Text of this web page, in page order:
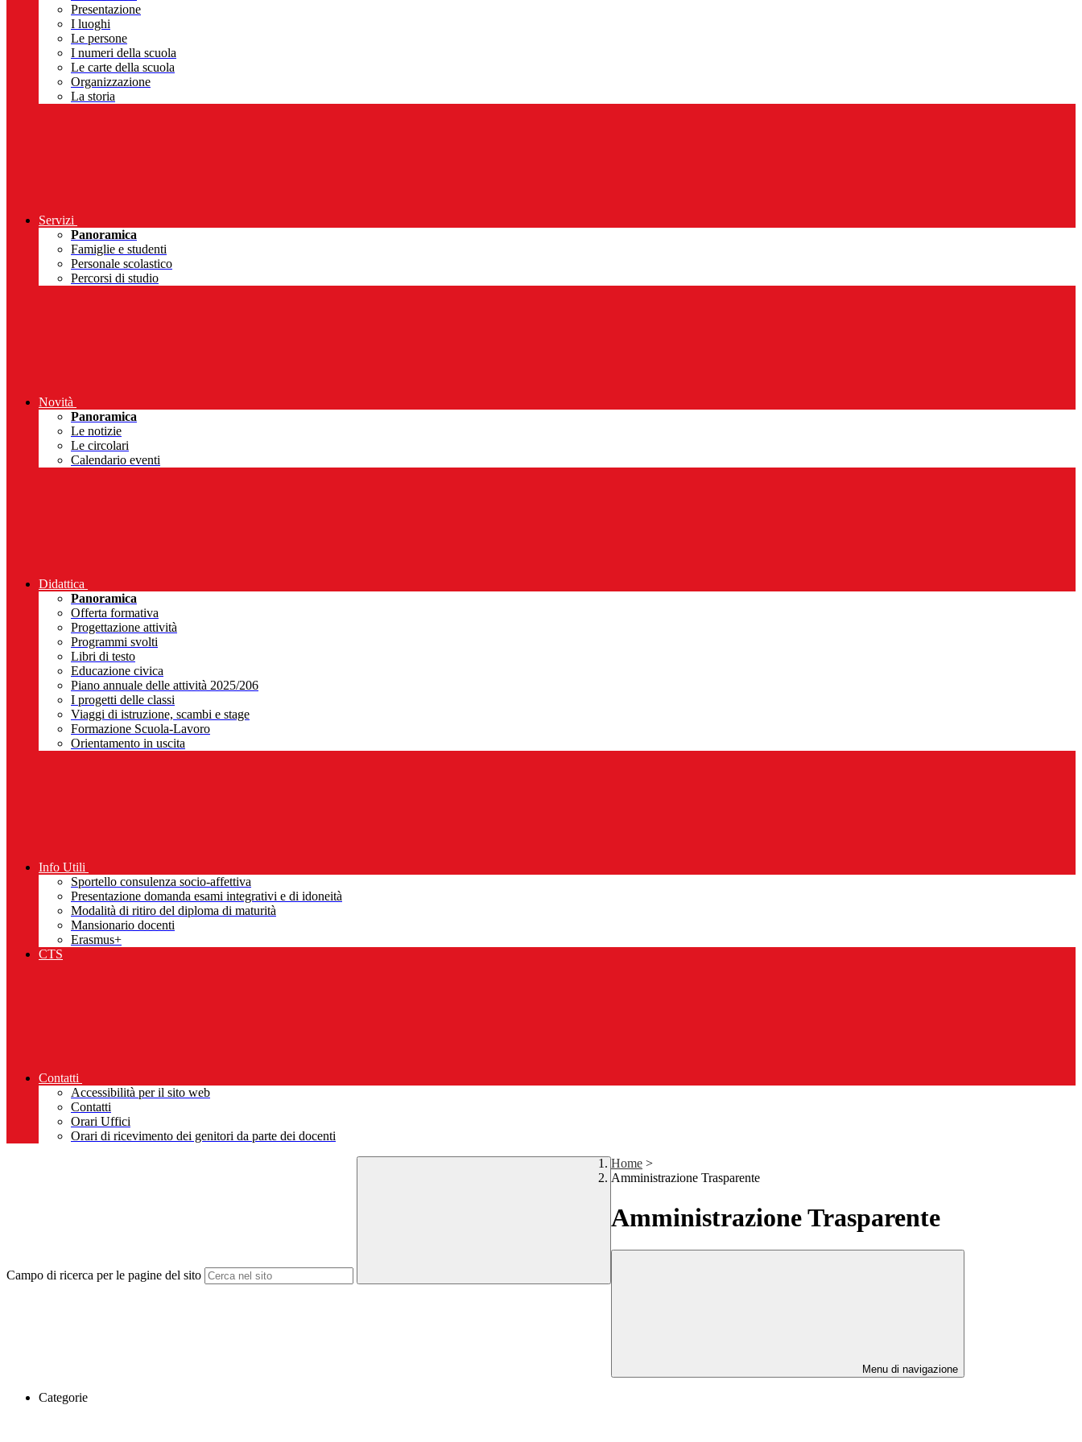
Presentazione
I luoghi
Le persone
I numeri della scuola
Le carte della scuola
Organizzazione
La storia
Servizi
Panoramica
Famiglie e studenti
Personale scolastico
Percorsi di studio
Novità
Panoramica
Le notizie
Le circolari
Calendario eventi
Didattica
Panoramica
Offerta formativa
Progettazione attività
Programmi svolti
Libri di testo
Educazione civica
Piano annuale delle attività 2025/206
I progetti delle classi
Viaggi di istruzione, scambi e stage
Formazione Scuola-Lavoro
Orientamento in uscita
Info Utili
Sportello consulenza socio-affettiva
Presentazione domanda esami integrativi e di idoneità
Modalità di ritiro del diploma di maturità
Mansionario docenti
Erasmus+
CTS
Contatti
Accessibilità per il sito web
Contatti
Orari Uffici
Orari di ricevimento dei genitori da parte dei docenti
Campo di ricerca per le pagine del sito
Home >
Amministrazione Trasparente
Amministrazione Trasparente
Menu di navigazione
Categorie